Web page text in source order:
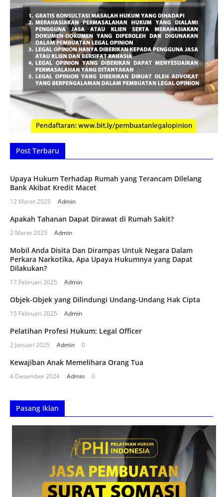
Post Terbaru
Upaya Hukum Terhadap Rumah yang Terancam Dilelang
Bank Akibat Kredit Macet
12 Maret 2025 Admin
Apakah Tahanan Dapat Dirawat di Rumah Sakit?
2 Maret 2025 Admin
Mobil Anda Disita Dan Dirampas Untuk Negara Dalam
Perkara Narkotika, Apa Upaya Hukumnya yang Dapat
Dilakukan?
17 Februari 2025 Admin
Objek-Objek yang Dilindungi Undang-Undang Hak Cipta
15 Februari 2025 Admin
Pelatihan Profesi Hukum: Legal Officer
2 Januari 2025 Admin 0
Kewajiban Anak Memelihara Orang Tua
4 Desember 2024 Admin 0
Pasang Iklan